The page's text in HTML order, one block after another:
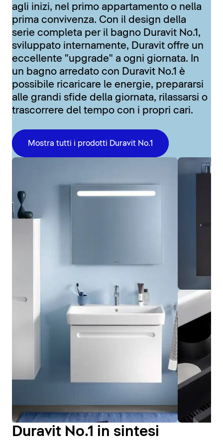
agli inizi, nel primo appartamento o nella
prima convivenza. Con il design della
serie completa per il bagno Duravit No.1,
sviluppato internamente, Duravit offre un
eccellente "upgrade" a ogni giornata. In
un bagno arredato con Duravit No.1 è
possibile ricaricare le energie, prepararsi
alle grandi sfide della giornata, rilassarsi o
trascorrere del tempo con i propri cari.
Mostra tutti i prodotti Duravit No.1
Duravit No.1 in sintesi